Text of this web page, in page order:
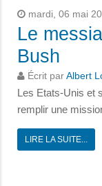
mardi, 06 mai
Le
Bush
Écrit par Albert
Les Etats-Unis et
remplir une
LIRE LA SUITE...